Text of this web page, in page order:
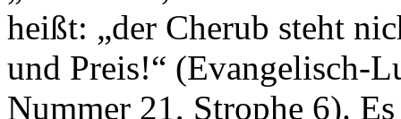
heißt: „der Cherub steht
und Preis!“ (Evangelisch-
Nummer 21, Strophe 6).